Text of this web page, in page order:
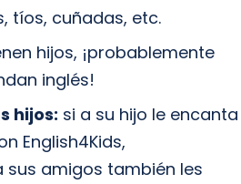
tíos, cuñadas, etc.
hijos, ¡probablemente
inglés!
hijos: si a su hijo le encanta
English4Kids,
sus amigos también les